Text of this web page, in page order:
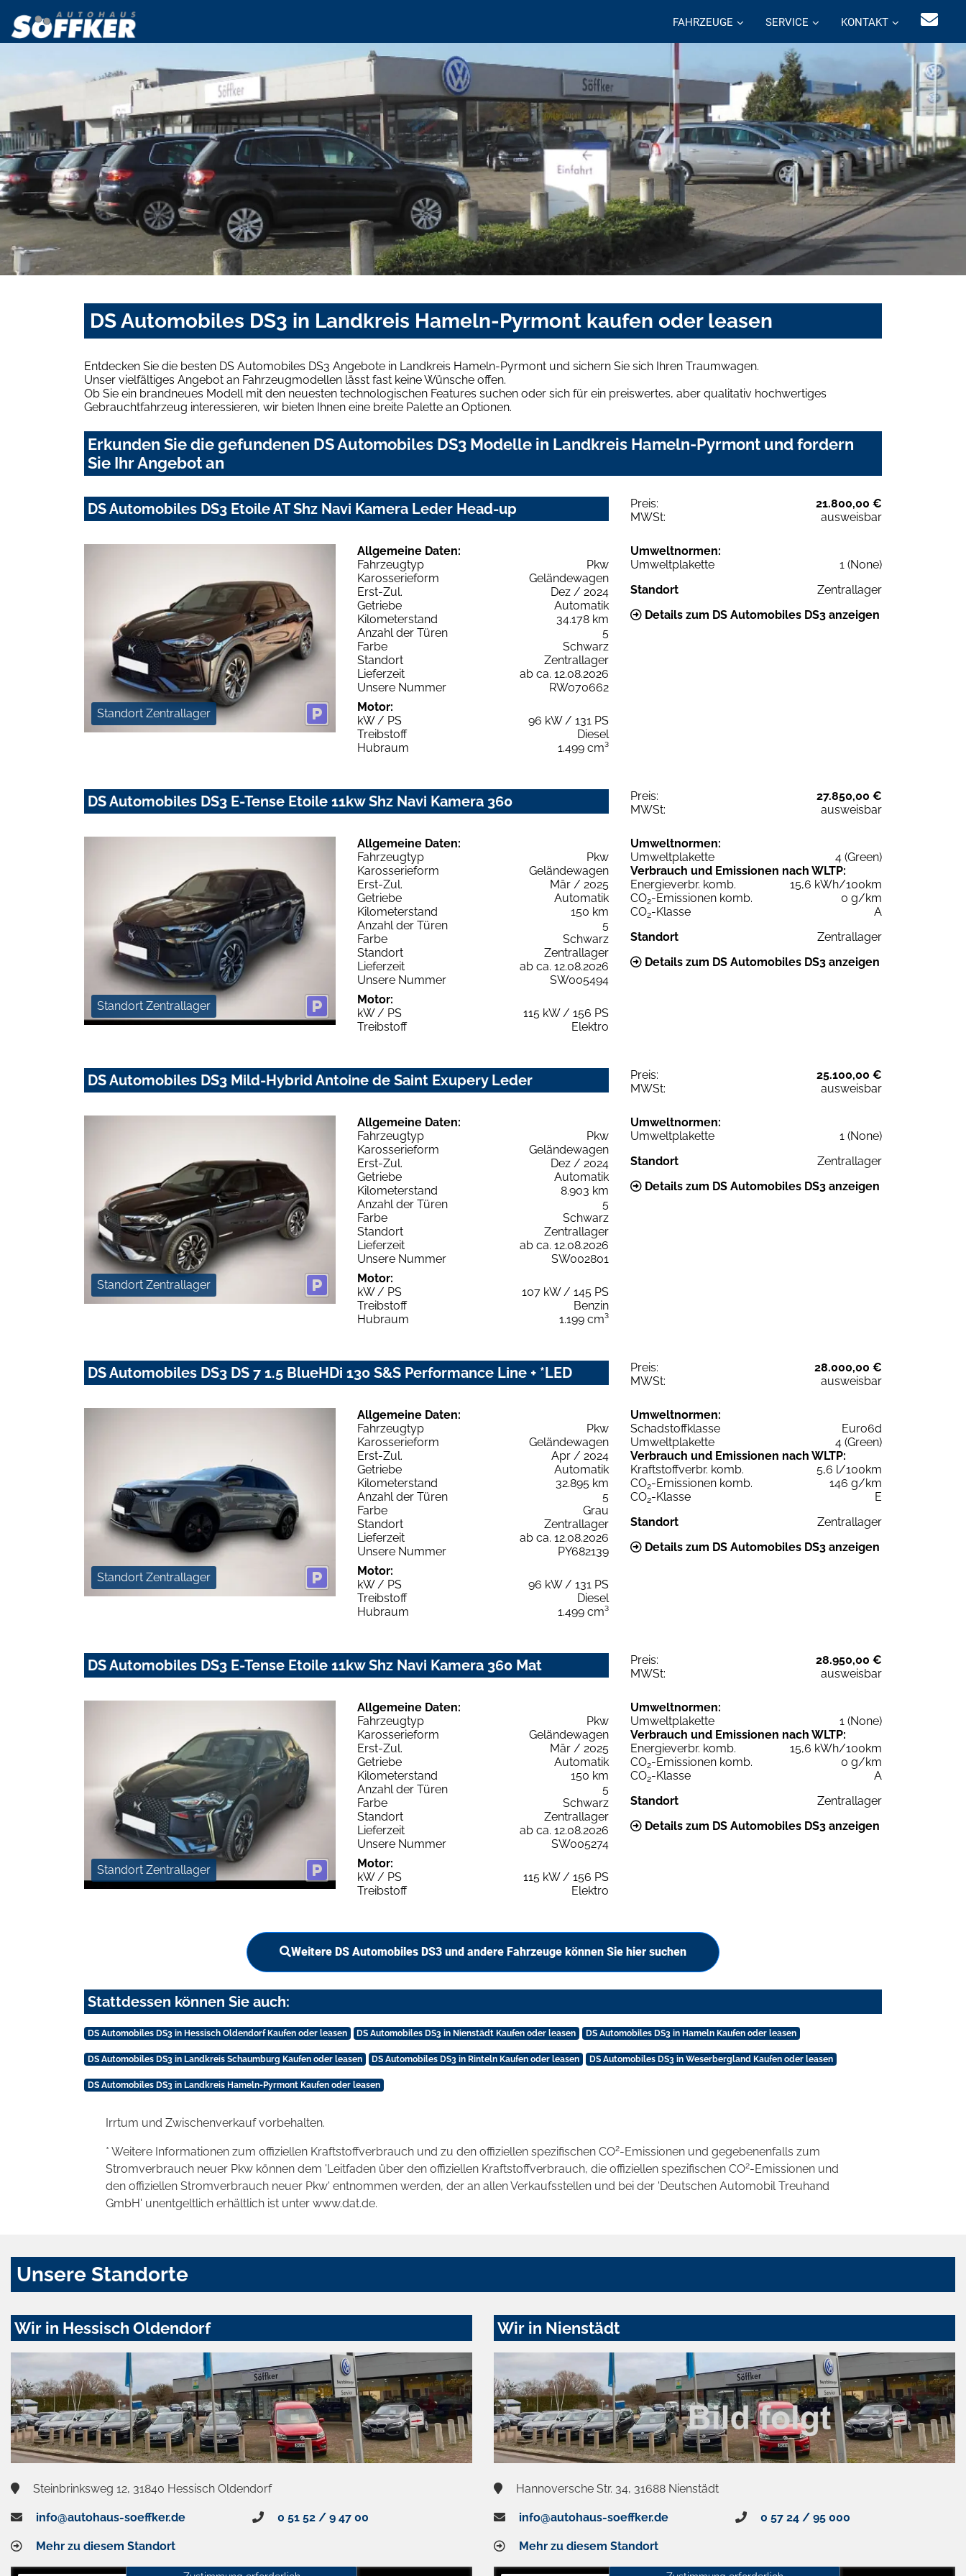
FAHRZEUGE SERVICE KONTAKT
DS Automobiles DS3 in Landkreis Hameln-Pyrmont kaufen oder leasen
Entdecken Sie die besten DS Automobiles DS3 Angebote in Landkreis Hameln-Pyrmont und sichern Sie sich Ihren Traumwagen.
Unser vielfältiges Angebot an Fahrzeugmodellen lässt fast keine Wünsche offen.
Ob Sie ein brandneues Modell mit den neuesten technologischen Features suchen oder sich für ein preiswertes, aber qualitativ hochwertiges
Gebrauchtfahrzeug interessieren, wir bieten Ihnen eine breite Palette an Optionen.
Erkunden Sie die gefundenen DS Automobiles DS3 Modelle in Landkreis Hameln-Pyrmont und fordern
Sie Ihr Angebot an
DS Automobiles DS3 Etoile AT Shz Navi Kamera Leder Head-up Preis:
21.800,00 €
MWSt:
ausweisbar
Standort Zentrallager
Allgemeine Daten:
Fahrzeugtyp
Pkw
Karosserieform
Geländewagen
Erst-Zul.
Dez / 2024
Getriebe
Automatik
Kilometerstand
34.178 km
Anzahl der Türen
5
Farbe
Schwarz
Standort
Zentrallager
Lieferzeit
ab ca. 12.08.2026
Unsere Nummer
RW070662
Motor:
kW / PS
96 kW / 131 PS
Treibstoff
Diesel
Hubraum
1.499 cm³
Umweltnormen:
Umweltplakette
1 (None)
Standort
Zentrallager
Details zum DS Automobiles DS3 anzeigen
DS Automobiles DS3 E-Tense Etoile 11kw Shz Navi Kamera 360 Preis:
27.850,00 €
MWSt:
ausweisbar
Standort Zentrallager
Allgemeine Daten:
Fahrzeugtyp
Pkw
Karosserieform
Geländewagen
Erst-Zul.
Mär / 2025
Getriebe
Automatik
Kilometerstand
150 km
Anzahl der Türen
5
Farbe
Schwarz
Standort
Zentrallager
Lieferzeit
ab ca. 12.08.2026
Unsere Nummer
SW005494
Motor:
kW / PS
115 kW / 156 PS
Treibstoff
Elektro
Umweltnormen:
Umweltplakette
4 (Green)
Verbrauch und Emissionen nach WLTP:
Energieverbr. komb.
15,6 kWh/100km
CO2-Emissionen komb.
0 g/km
CO2-Klasse
A
Standort
Zentrallager
Details zum DS Automobiles DS3 anzeigen
DS Automobiles DS3 Mild-Hybrid Antoine de Saint Exupery Leder Preis:
25.100,00 €
MWSt:
ausweisbar
Standort Zentrallager
Allgemeine Daten:
Fahrzeugtyp
Pkw
Karosserieform
Geländewagen
Erst-Zul.
Dez / 2024
Getriebe
Automatik
Kilometerstand
8.903 km
Anzahl der Türen
5
Farbe
Schwarz
Standort
Zentrallager
Lieferzeit
ab ca. 12.08.2026
Unsere Nummer
SW002801
Motor:
kW / PS
107 kW / 145 PS
Treibstoff
Benzin
Hubraum
1.199 cm³
Umweltnormen:
Umweltplakette
1 (None)
Standort
Zentrallager
Details zum DS Automobiles DS3 anzeigen
DS Automobiles DS3 DS 7 1.5 BlueHDi 130 S&S Performance Line + *LED Preis:
28.000,00 €
MWSt:
ausweisbar
Standort Zentrallager
Allgemeine Daten:
Fahrzeugtyp
Pkw
Karosserieform
Geländewagen
Erst-Zul.
Apr / 2024
Getriebe
Automatik
Kilometerstand
32.895 km
Anzahl der Türen
5
Farbe
Grau
Standort
Zentrallager
Lieferzeit
ab ca. 12.08.2026
Unsere Nummer
PY682139
Motor:
kW / PS
96 kW / 131 PS
Treibstoff
Diesel
Hubraum
1.499 cm³
Umweltnormen:
Schadstoffklasse
Euro6d
Umweltplakette
4 (Green)
Verbrauch und Emissionen nach WLTP:
Kraftstoffverbr. komb.
5,6 l/100km
CO2-Emissionen komb.
146 g/km
CO2-Klasse
E
Standort
Zentrallager
Details zum DS Automobiles DS3 anzeigen
DS Automobiles DS3 E-Tense Etoile 11kw Shz Navi Kamera 360 Mat Preis:
28.950,00 €
MWSt:
ausweisbar
Standort Zentrallager
Allgemeine Daten:
Fahrzeugtyp
Pkw
Karosserieform
Geländewagen
Erst-Zul.
Mär / 2025
Getriebe
Automatik
Kilometerstand
150 km
Anzahl der Türen
5
Farbe
Schwarz
Standort
Zentrallager
Lieferzeit
ab ca. 12.08.2026
Unsere Nummer
SW005274
Motor:
kW / PS
115 kW / 156 PS
Treibstoff
Elektro
Umweltnormen:
Umweltplakette
1 (None)
Verbrauch und Emissionen nach WLTP:
Energieverbr. komb.
15,6 kWh/100km
CO2-Emissionen komb.
0 g/km
CO2-Klasse
A
Standort
Zentrallager
Details zum DS Automobiles DS3 anzeigen
Weitere DS Automobiles DS3 und andere Fahrzeuge können Sie hier suchen
Stattdessen können Sie auch:
DS Automobiles DS3 in Hessisch Oldendorf Kaufen oder leasen DS Automobiles DS3 in Nienstädt Kaufen oder leasen DS Automobiles DS3 in Hameln Kaufen oder leasen
DS Automobiles DS3 in Landkreis Schaumburg Kaufen oder leasen DS Automobiles DS3 in Rinteln Kaufen oder leasen DS Automobiles DS3 in Weserbergland Kaufen oder leasen
DS Automobiles DS3 in Landkreis Hameln-Pyrmont Kaufen oder leasen
Irrtum und Zwischenverkauf vorbehalten.
* Weitere Informationen zum offiziellen Kraftstoffverbrauch und zu den offiziellen spezifischen CO2-Emissionen und gegebenenfalls zum
Stromverbrauch neuer Pkw können dem 'Leitfaden über den offiziellen Kraftstoffverbrauch, die offiziellen spezifischen CO2-Emissionen und
den offiziellen Stromverbrauch neuer Pkw' entnommen werden, der an allen Verkaufsstellen und bei der 'Deutschen Automobil Treuhand
GmbH' unentgeltlich erhältlich ist unter www.dat.de.
Unsere Standorte
Wir in Hessisch Oldendorf
Steinbrinksweg 12, 31840 Hessisch Oldendorf
info@autohaus-soeffker.de 0 51 52 / 9 47 00
Mehr zu diesem Standort
Wir in Nienstädt
Hannoversche Str. 34, 31688 Nienstädt
info@autohaus-soeffker.de 0 57 24 / 95 000
Mehr zu diesem Standort